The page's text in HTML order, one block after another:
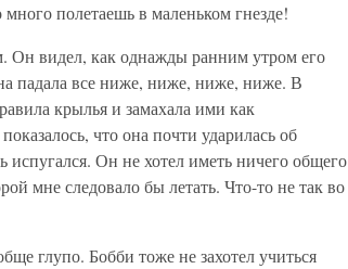
полетаешь в маленьком гнезде!
Он видел, как однажды ранним утром его
падала все ниже, ниже, ниже, ниже. В
крылья и замахала ими как
что она почти ударилась об
испугался. Он не хотел иметь ничего общего
мне следовало бы летать. Что-то не так во
глупо. Бобби тоже не захотел учиться